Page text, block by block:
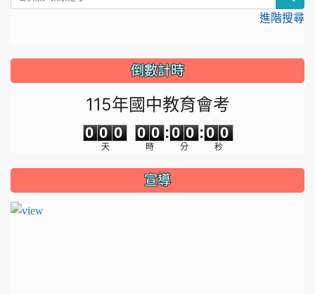
進階搜尋
倒數計時
115年國中教育會考
0
0
0
0
0
0
天
0
0
0
0
時
:
0
0
0
0
分
:
0
0
0
0
秒
宣導